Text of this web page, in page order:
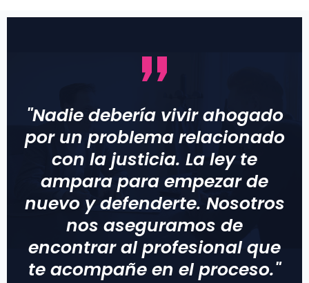
"Nadie debería vivir ahogado
por un problema relacionado
con la justicia. La ley te
ampara para empezar de
nuevo y defenderte. Nosotros
nos aseguramos de
encontrar al profesional que
te acompañe en el proceso."